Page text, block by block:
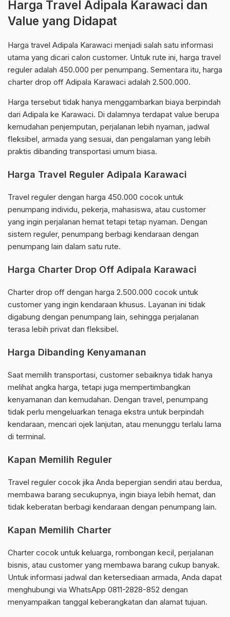
Harga Travel Adipala Karawaci dan
Value yang Didapat
Harga travel Adipala Karawaci menjadi salah satu informasi
utama yang dicari calon customer. Untuk rute ini, harga travel
reguler adalah 450.000 per penumpang. Sementara itu, harga
charter drop off Adipala Karawaci adalah 2.500.000.
Harga tersebut tidak hanya menggambarkan biaya berpindah
dari Adipala ke Karawaci. Di dalamnya terdapat value berupa
kemudahan penjemputan, perjalanan lebih nyaman, jadwal
fleksibel, armada yang sesuai, dan pengalaman yang lebih
praktis dibanding transportasi umum biasa.
Harga Travel Reguler Adipala Karawaci
Travel reguler dengan harga 450.000 cocok untuk
penumpang individu, pekerja, mahasiswa, atau customer
yang ingin perjalanan hemat tetapi tetap nyaman. Dengan
sistem reguler, penumpang berbagi kendaraan dengan
penumpang lain dalam satu rute.
Harga Charter Drop Off Adipala Karawaci
Charter drop off dengan harga 2.500.000 cocok untuk
customer yang ingin kendaraan khusus. Layanan ini tidak
digabung dengan penumpang lain, sehingga perjalanan
terasa lebih privat dan fleksibel.
Harga Dibanding Kenyamanan
Saat memilih transportasi, customer sebaiknya tidak hanya
melihat angka harga, tetapi juga mempertimbangkan
kenyamanan dan kemudahan. Dengan travel, penumpang
tidak perlu mengeluarkan tenaga ekstra untuk berpindah
kendaraan, mencari ojek lanjutan, atau menunggu terlalu lama
di terminal.
Kapan Memilih Reguler
Travel reguler cocok jika Anda bepergian sendiri atau berdua,
membawa barang secukupnya, ingin biaya lebih hemat, dan
tidak keberatan berbagi kendaraan dengan penumpang lain.
Kapan Memilih Charter
Charter cocok untuk keluarga, rombongan kecil, perjalanan
bisnis, atau customer yang membawa barang cukup banyak.
Untuk informasi jadwal dan ketersediaan armada, Anda dapat
menghubungi via WhatsApp 0811-2828-852 dengan
menyampaikan tanggal keberangkatan dan alamat tujuan.